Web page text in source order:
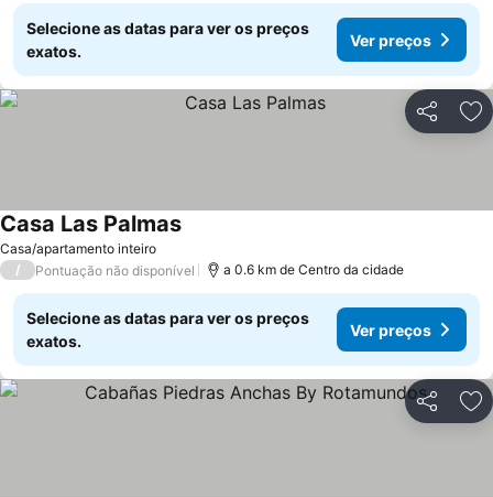
Selecione as datas para ver os preços
exatos.
Ver preços
Partilhar
Casa/apartamento inteiro
Casa Las PalmasVer preços
/ Pontuação não disponível a 0.6 km de Centro da cidade
Selecione as datas para ver os preços
exatos.
Ver preços
Partilhar